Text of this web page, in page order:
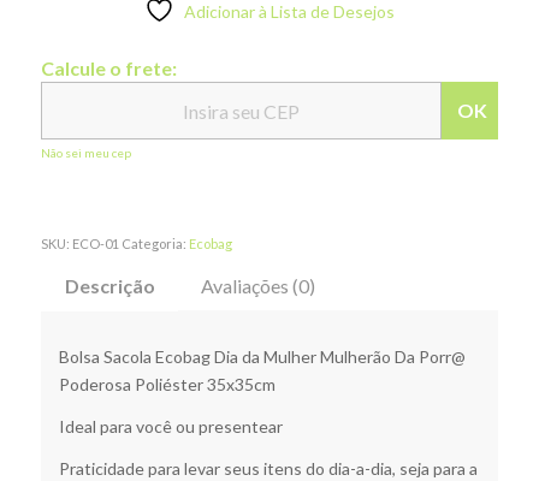
Adicionar à Lista de Desejos
Calcule o frete:
OK
Não sei meu cep
SKU: ECO-01 Categoria: Ecobag
Descrição Avaliações (0)
Bolsa Sacola Ecobag Dia da Mulher Mulherão Da Porr@
Poderosa Poliéster 35x35cm
Ideal para você ou presentear
Praticidade para levar seus itens do dia-a-dia, seja para a